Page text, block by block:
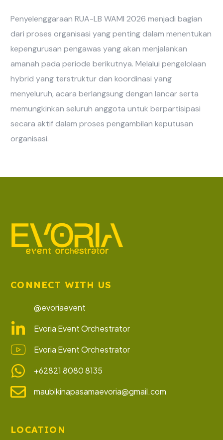
Penyelenggaraan RUA-LB WAMI 2026 menjadi bagian
dari proses organisasi yang penting dalam menentukan
kepengurusan pengawas yang akan menjalankan
amanah pada periode berikutnya. Melalui pengelolaan
hybrid yang terstruktur dan koordinasi yang
menyeluruh, acara berlangsung dengan lancar serta
memungkinkan seluruh anggota untuk berpartisipasi
secara aktif dalam proses pengambilan keputusan
organisasi.
CONNECT WITH US
@evoriaevent
Evoria Event Orchestrator
Evoria Event Orchestrator
+62821 8080 8135
maubikinapasamaevoria@gmail.com
LOCATION